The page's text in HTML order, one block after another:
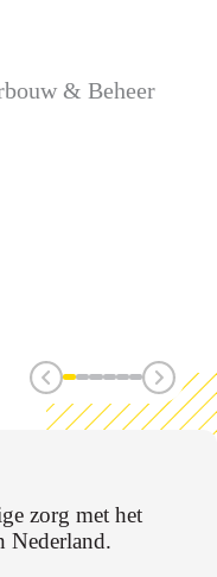
& Beheer
zorg met het
Nederland.